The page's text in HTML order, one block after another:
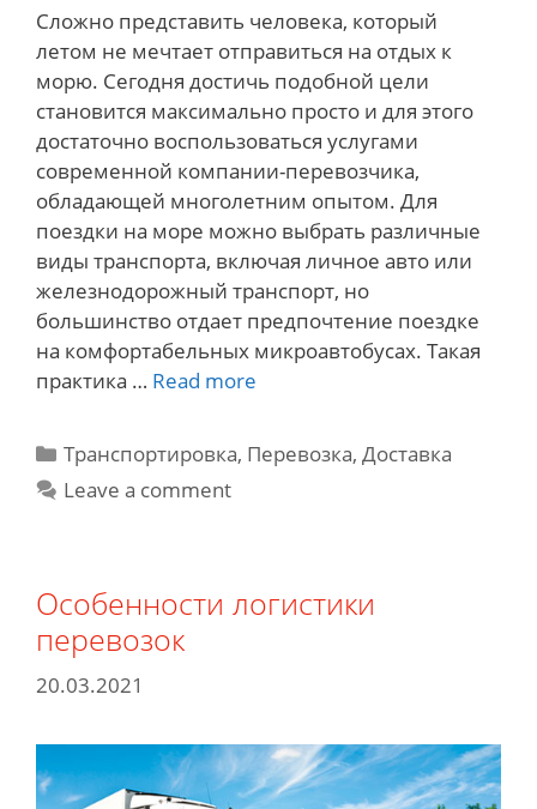
Сложно представить человека, который
летом не мечтает отправиться на отдых к
морю. Сегодня достичь подобной цели
становится максимально просто и для этого
достаточно воспользоваться услугами
современной компании-перевозчика,
обладающей многолетним опытом. Для
поездки на море можно выбрать различные
виды транспорта, включая личное авто или
железнодорожный транспорт, но
большинство отдает предпочтение поездке
на комфортабельных микроавтобусах. Такая
практика … Read more
Бердянск
Categories
Транспортировка, Перевозка, Доставка
Leave a comment
Особенности логистики
перевозок
20.03.2021